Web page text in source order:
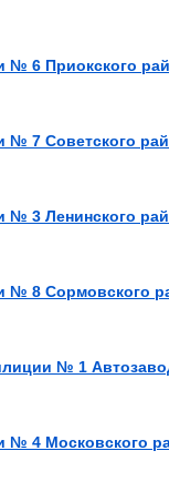
№ 6 Приокского
7 Советского
3 Ленинского
8 Сормовского
№ 1
4 Московского